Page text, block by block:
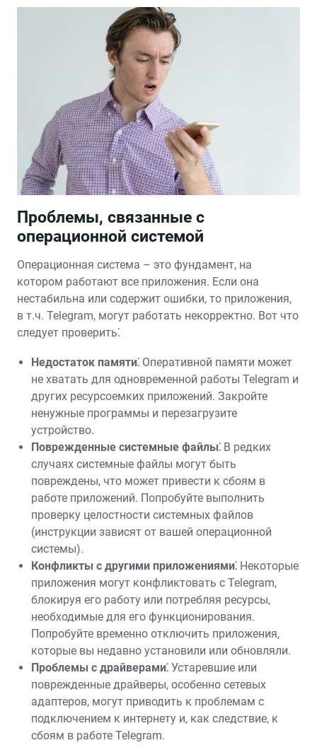
Проблемы, связанные с
операционной системой
Операционная система – это фундамент, на
котором работают все приложения. Если она
нестабильна или содержит ошибки, то приложения,
в т.ч. Telegram, могут работать некорректно. Вот что
следует проверить⁚
Недостаток памяти⁚ Оперативной памяти может
не хватать для одновременной работы Telegram и
других ресурсоемких приложений. Закройте
ненужные программы и перезагрузите
устройство.
Поврежденные системные файлы⁚ В редких
случаях системные файлы могут быть
повреждены, что может привести к сбоям в
работе приложений. Попробуйте выполнить
проверку целостности системных файлов
(инструкции зависят от вашей операционной
системы).
Конфликты с другими приложениями⁚ Некоторые
приложения могут конфликтовать с Telegram,
блокируя его работу или потребляя ресурсы,
необходимые для его функционирования.
Попробуйте временно отключить приложения,
которые вы недавно установили или обновляли.
Проблемы с драйверами⁚ Устаревшие или
поврежденные драйверы, особенно сетевых
адаптеров, могут приводить к проблемам с
подключением к интернету и, как следствие, к
сбоям в работе Telegram.